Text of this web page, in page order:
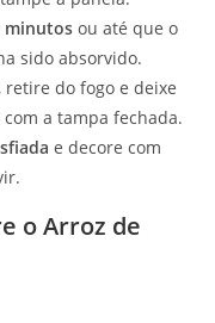
minutos ou até que o
sido absorvido.
retire do fogo e deixe
a tampa fechada.
e decore com
o Arroz de